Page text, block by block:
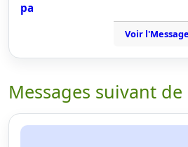
pa
Voir l'Message
Messages suivant